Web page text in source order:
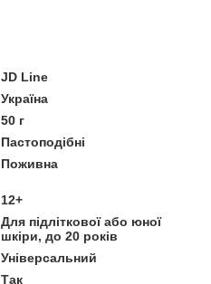
JD Line
Україна
50 г
Пастоподібні
Поживна
12+
Для підліткової або юної
шкіри, до 20 років
Універсальний
Так